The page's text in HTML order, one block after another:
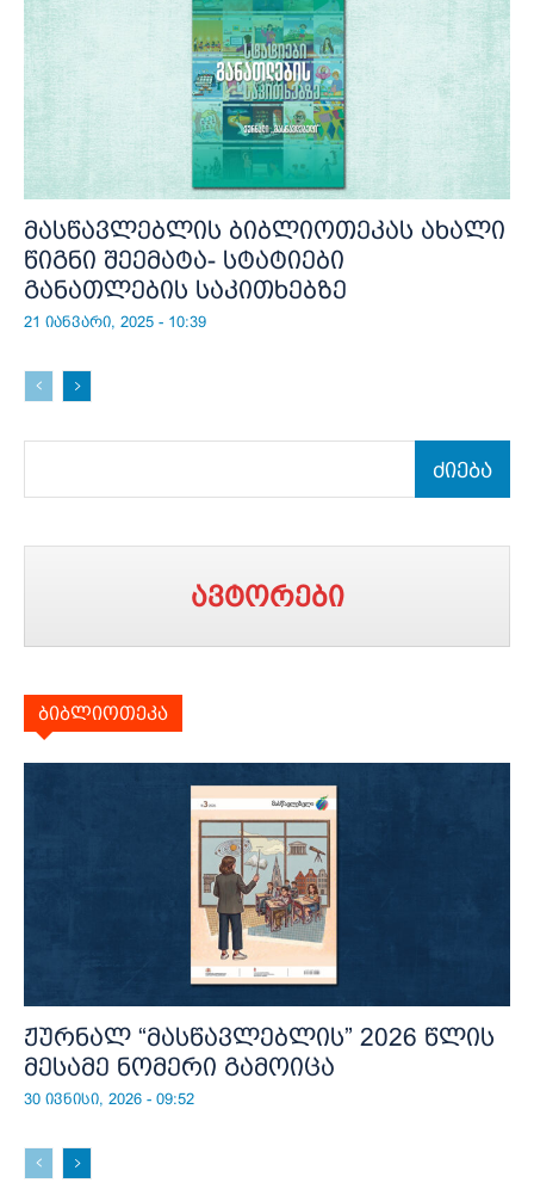
მასწავლებლის ბიბლიოთეკას ახალი
წიგნი შეემატა- სტატიები
განათლების საკითხებზე
21 იანვარი, 2025 - 10:39
ძიება
ავტორები
ბიბლიოთეკა
ჟურნალ “მასწავლებლის” 2026 წლის
მესამე ნომერი გამოიცა
30 ივნისი, 2026 - 09:52